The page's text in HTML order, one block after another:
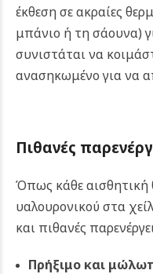
έκθεση σε ακραίες
μπάνιο ή τη σάουνα)
συνιστάται να
ανασηκωμένο για να
Πιθανές
Όπως κάθε αισθητική
υαλουρονικού στα
και πιθανές
Πρήξιμο και